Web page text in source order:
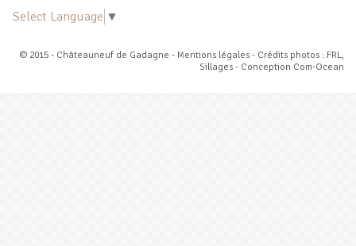
Select Language ▼
© 2015 - Châteauneuf de Gadagne - Mentions légales - Crédits photos : FRL,
Sillages - Conception Com-Ocean